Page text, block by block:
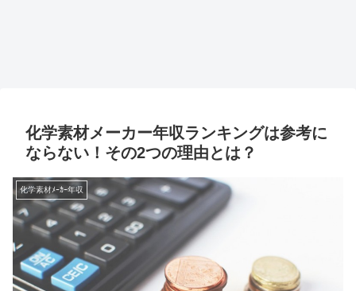
化学素材メーカー年収ランキングは参考に
ならない！その2つの理由とは？
化学素材ﾒｰｶｰ年収